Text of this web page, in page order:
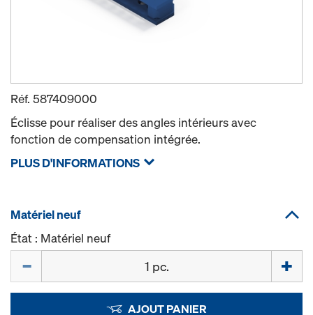
Réf. 587409000
Éclisse pour réaliser des angles intérieurs avec
fonction de compensation intégrée.
PLUS D'INFORMATIONS
Matériel neuf
État : Matériel neuf
AJOUT PANIER